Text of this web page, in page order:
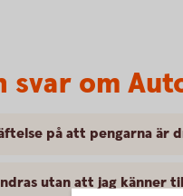
svar om
på att pengarna är
utan att jag känner